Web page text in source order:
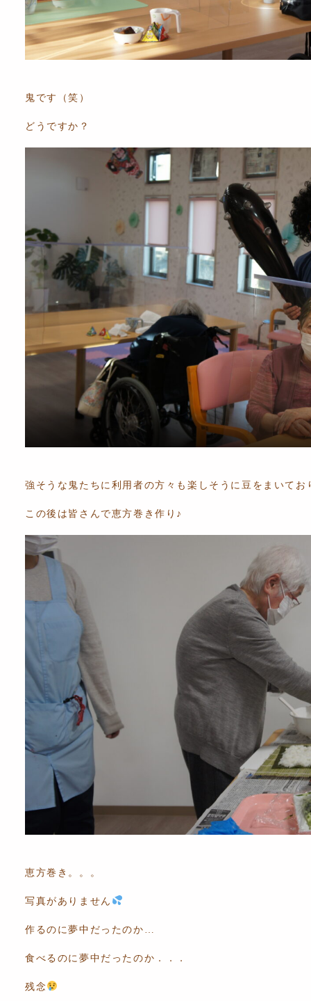
鬼です（笑）
どうですか？
強そうな鬼たちに利用者の方々も楽しそうに豆をまいて
この後は皆さんで恵方巻き作り♪
恵方巻き。。。
写真がありません
作るのに夢中だったのか…
食べるのに夢中だったのか．．．
残念